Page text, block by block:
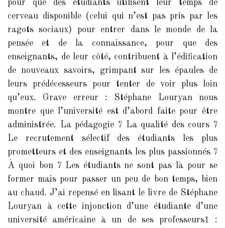
pour que des étudiants utilisent leur temps de
cerveau disponible (celui qui n’est pas pris par les
ragots sociaux) pour entrer dans le monde de la
pensée et de la connaissance, pour que des
enseignants, de leur côté, contribuent à l’édification
de nouveaux savoirs, grimpant sur les épaules de
leurs prédécesseurs pour tenter de voir plus loin
qu’eux. Grave erreur : Stéphane Louryan nous
montre que l’université est d’abord faite pour être
administrée. La pédagogie ? La qualité des cours ?
Le recrutement sélectif des étudiants les plus
prometteurs et des enseignants les plus passionnés ?
À quoi bon ? Les étudiants ne sont pas là pour se
former mais pour passer un peu de bon temps, bien
au chaud. J’ai repensé en lisant le livre de Stéphane
Louryan à cette injonction d’une étudiante d’une
université américaine à un de ses professeurs1
: